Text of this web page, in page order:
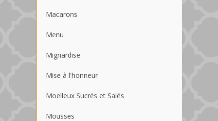
Macarons
Menu
Mignardise
Mise à l'honneur
Moelleux Sucrés et Salés
Mousses